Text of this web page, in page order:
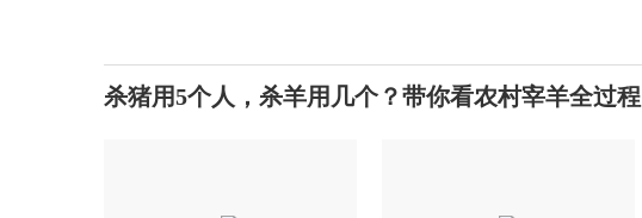
杀猪用5个人，杀羊用几个？带你看农村宰羊全过程